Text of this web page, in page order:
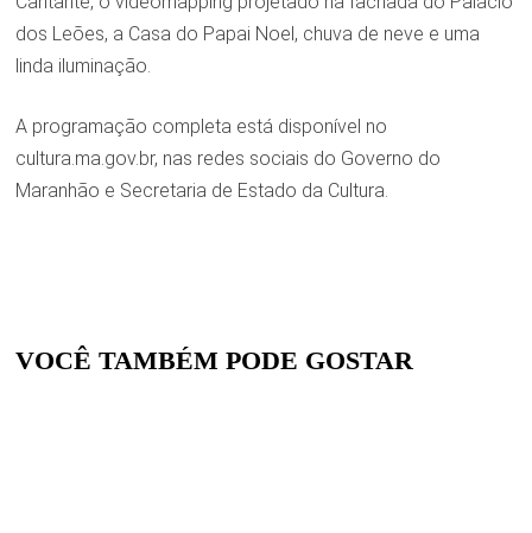
dos Leões, a Casa do Papai Noel, chuva de neve e uma
linda iluminação.
A programação completa está disponível no
cultura.ma.gov.br, nas redes sociais do Governo do
Maranhão e Secretaria de Estado da Cultura.
VOCÊ TAMBÉM PODE GOSTAR